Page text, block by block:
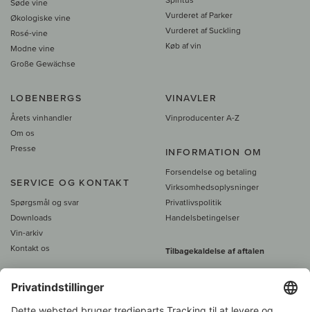
Søde vine
Økologiske vine
Rosé-vine
Modne vine
Große Gewächse
Vurderet af Parker
Vurderet af Suckling
Køb af vin
LOBENBERGS
Årets vinhandler
Om os
Presse
SERVICE OG KONTAKT
Spørgsmål og svar
Downloads
Vin-arkiv
Kontakt os
VINAVLER
Vinproducenter A-Z
INFORMATION OM
Forsendelse og betaling
Virksomhedsoplysninger
Privatlivspolitik
Handelsbetingelser
Tilbagekaldelse af aftalen
Alle priser er inkl. moms, plus 39
450 DKK gratis fragt